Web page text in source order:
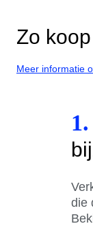
Zo
Meer informatie
1.
die